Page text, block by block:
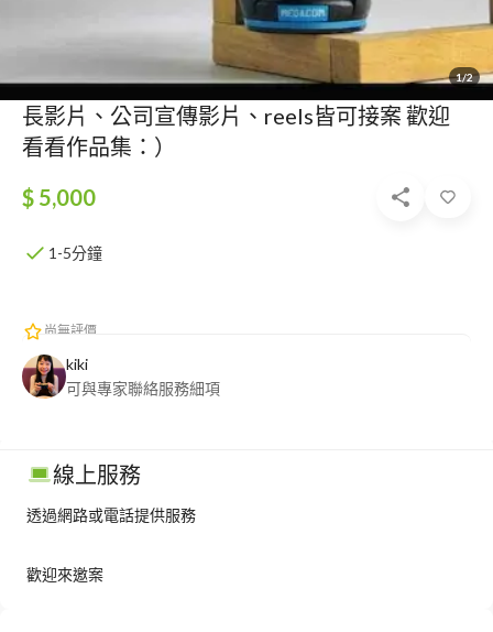
1/2
長影片、公司宣傳影片、reels皆可接案 歡迎
看看作品集：）
尚無評價
1-5分鐘
$ 5,000
kiki
可與專家聯絡服務細項
線上服務
透過網路或電話提供服務
歡迎來邀案